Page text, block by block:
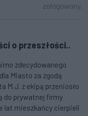
zalogowany.
o przeszłości..
zdecydowanego
Miasto za zgodą
M.J. z ekipą przeniosło
do prywatnej firmy
lat mieszkańcy cierpieli